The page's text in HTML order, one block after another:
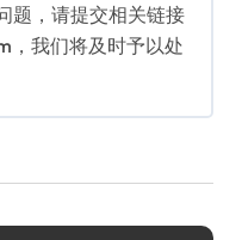
题，请提交相关链接
，我们将及时予以处